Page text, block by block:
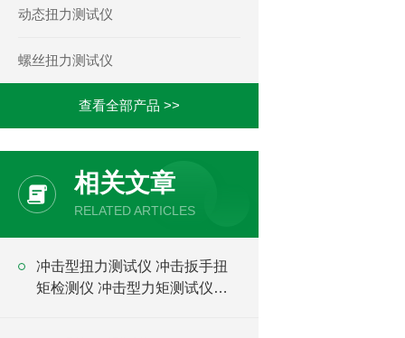
动态扭力测试仪
螺丝扭力测试仪
查看全部产品 >>
相关文章
RELATED ARTICLES
冲击型扭力测试仪 冲击扳手扭
矩检测仪 冲击型力矩测试仪厂